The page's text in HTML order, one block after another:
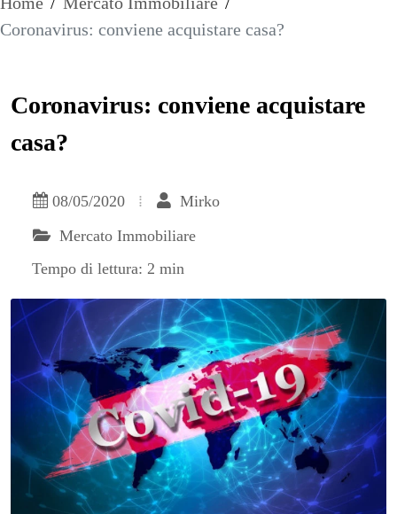
Coronavirus: conviene acquistare casa?
Coronavirus: conviene acquistare
casa?
08/05/2020
Mirko
Mercato Immobiliare
Tempo di lettura: 2 min